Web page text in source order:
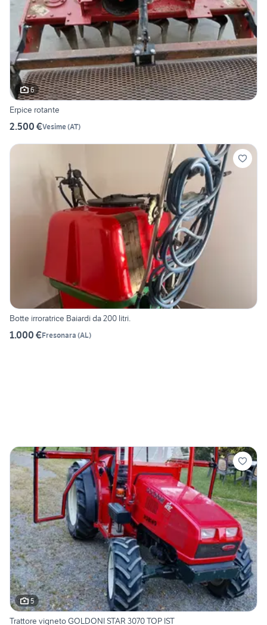
6
Erpice rotante
2.500 €Vesime(AT)
Botte irroratrice Baiardi da 200 litri.
1.000 €Fresonara (AL)
5
Trattore vigneto GOLDONI STAR 3070 TOP IST